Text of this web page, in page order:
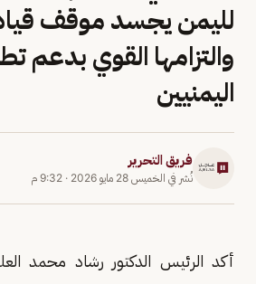
لليمن يجسد موقف
والتزامها القوي بدعم
اليمنيين
فريق التحرير
نُشر في الخميس 28 مايو 2026 · 9:32 م
أكد الرئيس الدكتور رشاد محمد